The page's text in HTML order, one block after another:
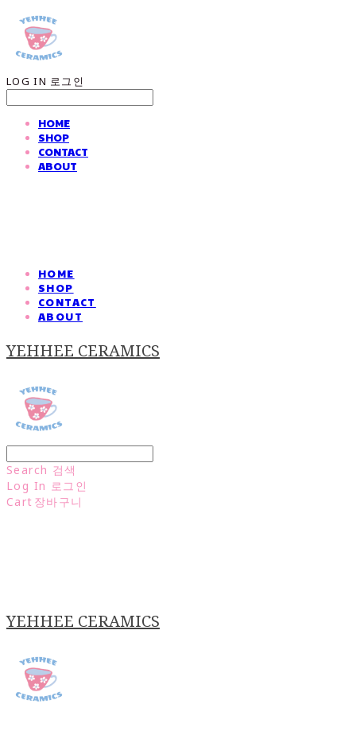
LOG IN 로그인
HOME
SHOP
CONTACT
ABOUT
HOME
SHOP
CONTACT
ABOUT
YEHHEE CERAMICS
Search 검색
Log In 로그인
Cart 장바구니
YEHHEE CERAMICS